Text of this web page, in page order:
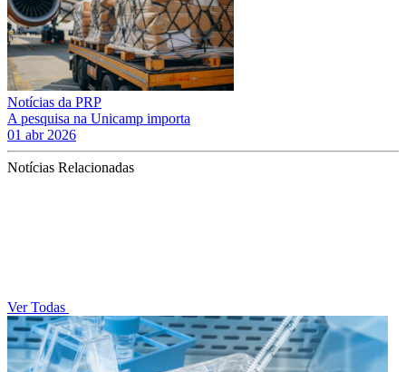
Notícias da PRP
A pesquisa na Unicamp importa
01 abr 2026
Notícias Relacionadas
Ver Todas